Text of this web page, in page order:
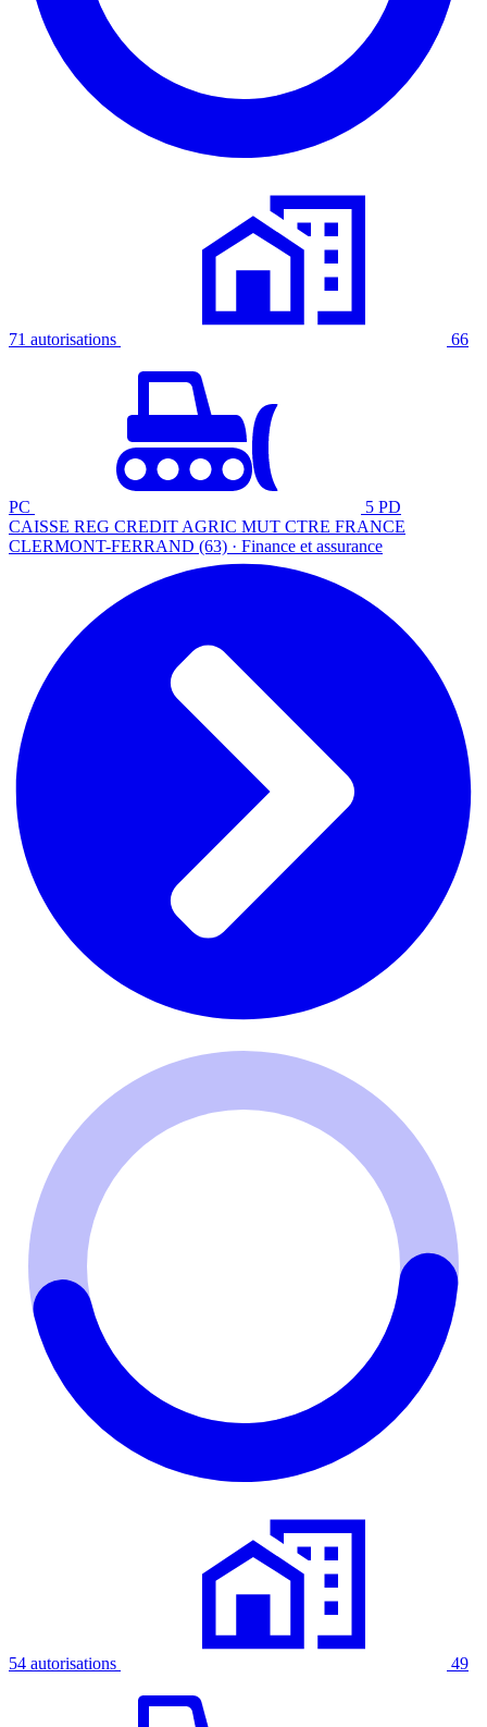
71 autorisations 66
PC
5 PD
CAISSE REG CREDIT AGRIC MUT CTRE FRANCE
CLERMONT-FERRAND (63) · Finance et assurance
54 autorisations 49